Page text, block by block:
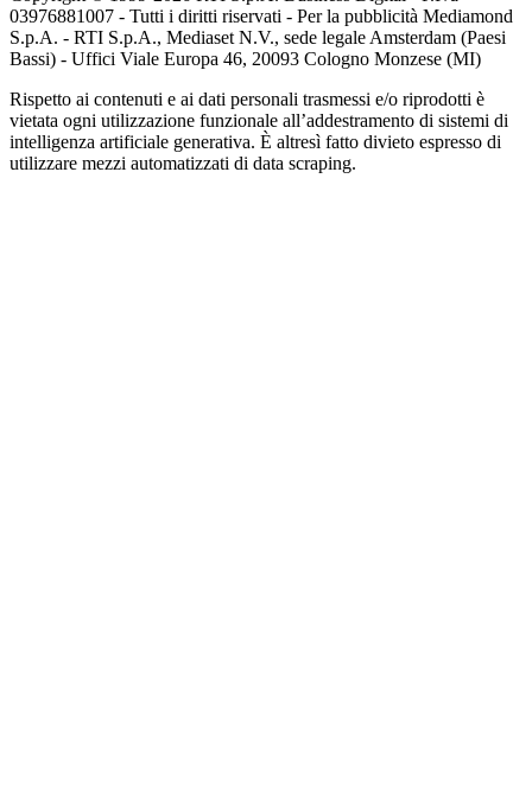
03976881007 - Tutti i diritti riservati - Per la pubblicità Mediamond
S.p.A. - RTI S.p.A., Mediaset N.V., sede legale Amsterdam (Paesi
Bassi) - Uffici Viale Europa 46, 20093 Cologno Monzese (MI)
Rispetto ai contenuti e ai dati personali trasmessi e/o riprodotti è
vietata ogni utilizzazione funzionale all’addestramento di sistemi di
intelligenza artificiale generativa. È altresì fatto divieto espresso di
utilizzare mezzi automatizzati di data scraping.